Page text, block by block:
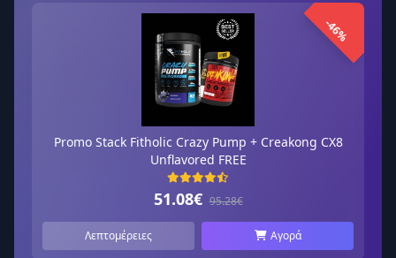
-46%
Promo Stack Fitholic Crazy Pump + Creakong CX8
Unflavored FREE
51.08€ 95.28€
Λεπτομέρειες Αγορά